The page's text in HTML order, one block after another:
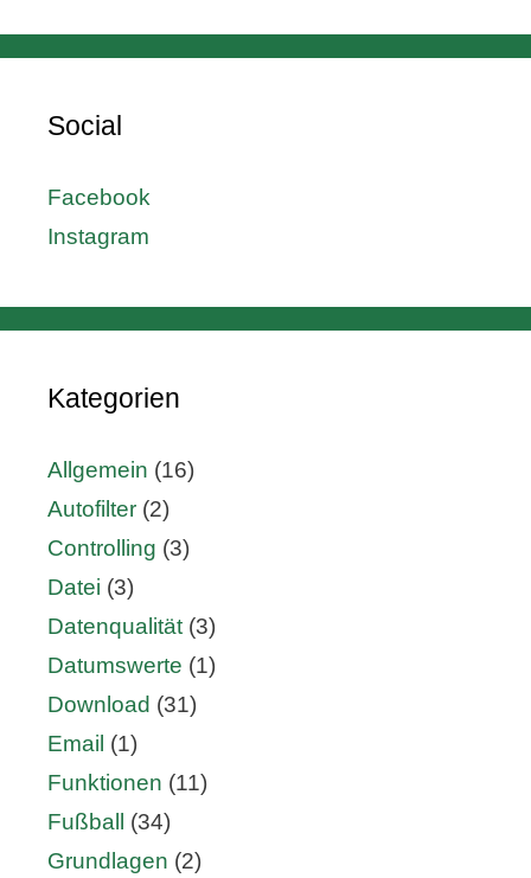
Social
Facebook
Instagram
Kategorien
Allgemein (16)
Autofilter (2)
Controlling (3)
Datei (3)
Datenqualität (3)
Datumswerte (1)
Download (31)
Email (1)
Funktionen (11)
Fußball
(34)
Grundlagen (2)